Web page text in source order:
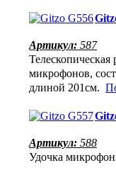
Артикул: 587
Телескопическая
микрофонов,
длиной 201см.
Артикул: 588
Удочка